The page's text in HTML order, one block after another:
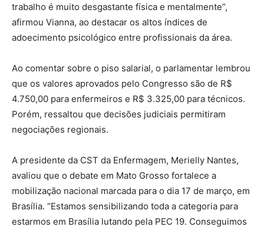
trabalho é muito desgastante física e mentalmente”,
afirmou Vianna, ao destacar os altos índices de
adoecimento psicológico entre profissionais da área.
Ao comentar sobre o piso salarial, o parlamentar lembrou
que os valores aprovados pelo Congresso são de R$
4.750,00 para enfermeiros e R$ 3.325,00 para técnicos.
Porém, ressaltou que decisões judiciais permitiram
negociações regionais.
A presidente da CST da Enfermagem, Merielly Nantes,
avaliou que o debate em Mato Grosso fortalece a
mobilização nacional marcada para o dia 17 de março, em
Brasília. “Estamos sensibilizando toda a categoria para
estarmos em Brasília lutando pela PEC 19. Conseguimos